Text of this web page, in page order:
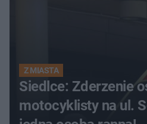
Z MIASTA
Siedlce: Zderzenie
motocyklisty na ul.